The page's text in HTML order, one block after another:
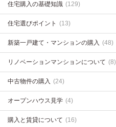
住宅購入の基礎知識 (129)
住宅選びポイント (13)
新築一戸建て・マンションの購入 (48)
リノベーションマンションについて (8)
中古物件の購入 (24)
オープンハウス見学 (4)
購入と賃貸について (16)